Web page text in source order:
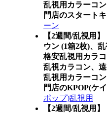
乱視用カラーコ
門店のスタート
ーン
【2週間/乱視用
ウン (1箱2枚)、
格安乱視用カラ
乱視カラコン、
乱視用カラーコ
門店のKPOP(ケ
ポップ)乱視用
【2週間/乱視用